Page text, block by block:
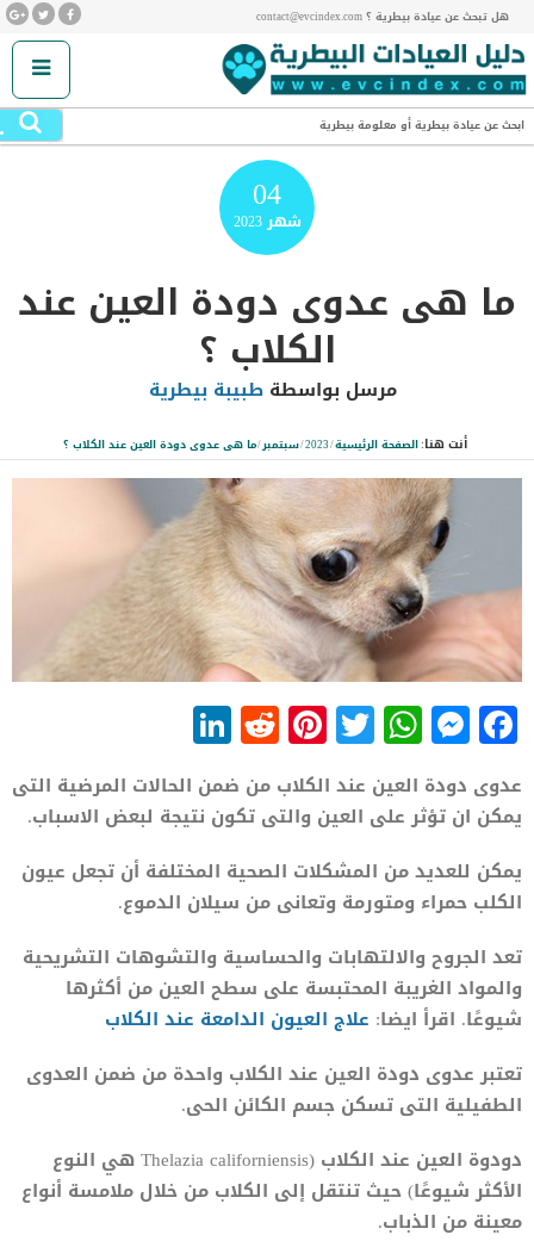
هل تبحث عن عيادة بيطرية ؟ contact@evcindex.com
ابحث عن عيادة بيطرية أو معلومة بيطرية
04
شهر2023
ما هى عدوى دودة العين عند
الكلاب ؟
مرسل بواسطة طبيبة بيطرية
أنت هنا:الصفحة الرئيسية/
2023
/سبتمبر/ما هى عدوى دودة العين عند الكلاب ؟
Facebook
Messenger
WhatsApp
Twitter
Pinterest
Reddit
عدوى دودة العين عند الكلاب من ضمن الحالات المرضية التى
يمكن ان تؤثر على العين والتى تكون نتيجة لبعض الاسباب.
يمكن للعديد من المشكلات الصحية المختلفة أن تجعل عيون
الكلب حمراء ومتورمة وتعانى من سيلان الدموع.
تعد الجروح والالتهابات والحساسية والتشوهات التشريحية
والمواد الغريبة المحتبسة على سطح العين من أكثرها
شيوعًا. اقرأ ايضا: علاج العيون الدامعة عند الكلاب
تعتبر عدوى دودة العين عند الكلاب واحدة من ضمن العدوى
الطفيلية التى تسكن جسم الكائن الحى.
دودوة العين عند الكلاب (Thelazia californiensis هي النوع
الأكثر شيوعًا) حيث تنتقل إلى الكلاب من خلال ملامسة أنواع
معينة من الذباب.